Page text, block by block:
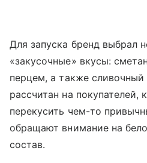
Для запуска бренд выбрал
«закусочные» вкусы:
перцем, а также
рассчитан на покупателей,
перекусить чем-то
обращают внимание на
состав.